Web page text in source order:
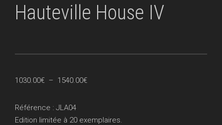
Hauteville House IV
1030.00€ – 1540.00€Plage
1030.00€
Référence : JLA04
Edition limitée à 20 exemplaires.